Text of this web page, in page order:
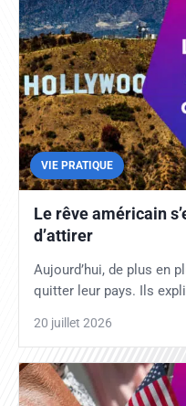
VIE PRATIQUE
Le rêve américain
d’attirer
Aujourd’hui, de plus en
quitter leur pays. Ils
20 juillet 2026